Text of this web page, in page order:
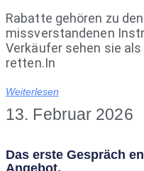
Rabatte gehören zu
missverstandenen
Verkäufer sehen sie als
retten.In
Weiterlesen
13. Februar 2026
Das erste Gespräch
Angebot.